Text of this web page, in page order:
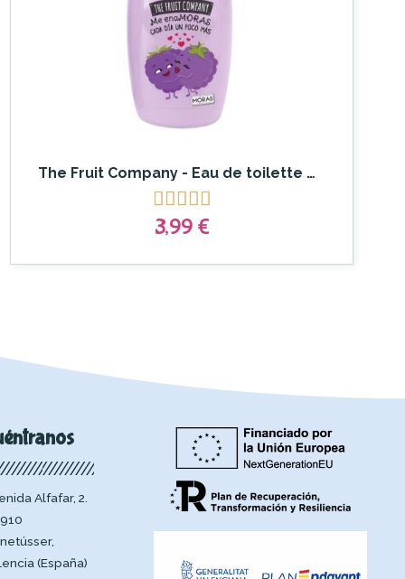
The Fruit Company - Eau de toilette Moras

3,99 €
Alfafar, 2.
(España)